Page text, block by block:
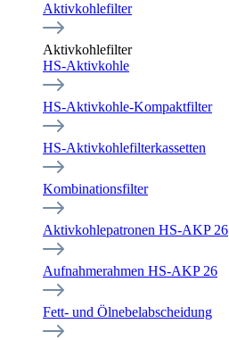
Aktivkohlefilter
Aktivkohlefilter
HS-Aktivkohle
HS-Aktivkohle-Kompaktfilter
HS-Aktivkohlefilterkassetten
Kombinationsfilter
Aktivkohlepatronen HS-AKP 26
Aufnahmerahmen HS-AKP 26
Fett- und Ölnebelabscheidung